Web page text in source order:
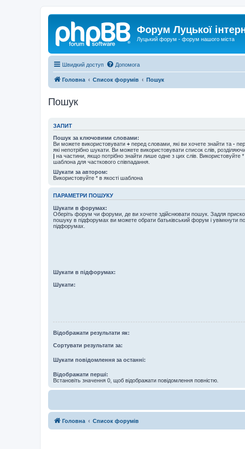
Форум Луцької
Луцький форум - форум нашого міста
Швидкий доступ Допомога
Головна Список форумів Пошук
Пошук
ЗАПИТ
Пошук за ключовими словами:
Ви можете використовувати + перед словами, які ви хочете знайти та -
які непотрібно шукати. Ви можете використовувати список слів,
| на частини, якщо потрібно знайти лише одне з цих слів. Використовуйте *
шаблона для часткового співпадання.
Шукати за автором:
Використовуйте * в якості шаблона
ПАРАМЕТРИ ПОШУКУ
Шукати в форумах:
Оберіть форум чи форуми, де ви хочете здійснювати пошук. Задля
пошуку в підфорумах ви можете обрати батьківський форум і увімкнути
підфорумах.
Шукати в підфорумах:
Шукати:
Відображати результати як:
Сортувати результати за:
Шукати повідомлення за останні:
Відображати перші:
Встановіть значення 0, щоб відображати повідомлення повністю.
Головна Список форумів